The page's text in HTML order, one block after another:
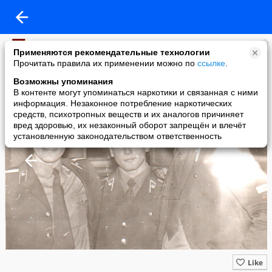
Применяются рекомендательные технологии
Прочитать правила их применении можно по ссылке
Возможны упоминания
В контенте могут упоминаться наркотики и связанная с ними
информация. Незаконное потребление наркотических
средств, психотропных веществ и их аналогов причиняет
вред здоровью, их незаконный оборот запрещён и влечёт
установленную законодательством ответственность
Омское ВОКУ
added a photo
13 Mar в 08:01
Like